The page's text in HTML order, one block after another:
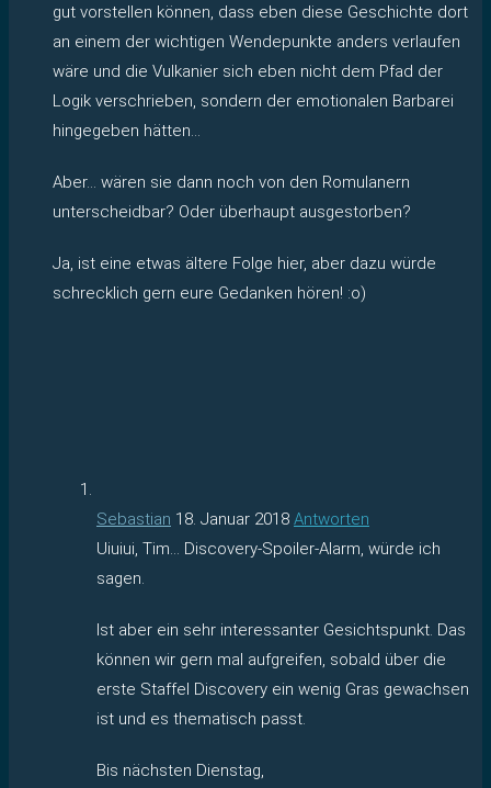
gut vorstellen können, dass eben diese Geschichte dort
an einem der wichtigen Wendepunkte anders verlaufen
wäre und die Vulkanier sich eben nicht dem Pfad der
Logik verschrieben, sondern der emotionalen Barbarei
hingegeben hätten…
Aber… wären sie dann noch von den Romulanern
unterscheidbar? Oder überhaupt ausgestorben?
Ja, ist eine etwas ältere Folge hier, aber dazu würde
schrecklich gern eure Gedanken hören! :o)
Sebastian 18. Januar 2018 Antworten
Uiuiui, Tim… Discovery-Spoiler-Alarm, würde ich
sagen.
Ist aber ein sehr interessanter Gesichtspunkt. Das
können wir gern mal aufgreifen, sobald über die
erste Staffel Discovery ein wenig Gras gewachsen
ist und es thematisch passt.
Bis nächsten Dienstag,